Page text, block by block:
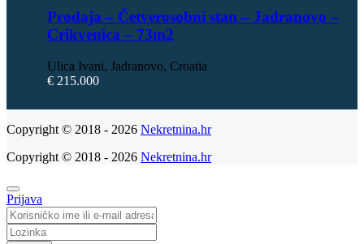
Prodaja – Četverosobni stan – Jadranovo –
Crikvenica – 73m2
Ulica Ivani, Jadranovo, Croatia
€ 215.000
Copyright © 2018 - 2026 Nekretnina.hr
Copyright © 2018 - 2026 Nekretnina.hr
Prijava